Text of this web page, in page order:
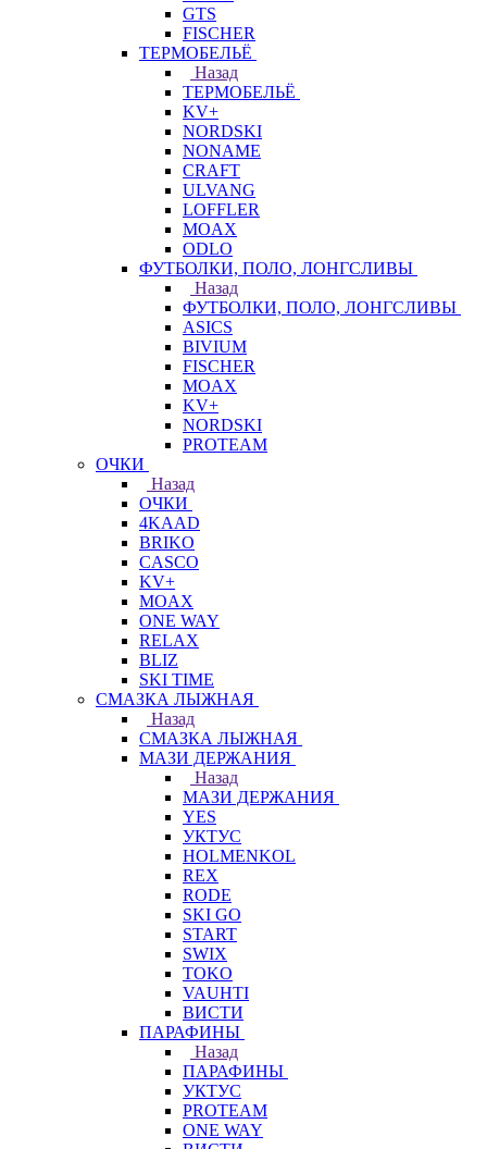
GTS
FISCHER
ТЕРМОБЕЛЬЁ
Назад
ТЕРМОБЕЛЬЁ
KV+
NORDSKI
NONAME
CRAFT
ULVANG
LOFFLER
MOAX
ODLO
ФУТБОЛКИ, ПОЛО, ЛОНГСЛИВЫ
Назад
ФУТБОЛКИ, ПОЛО, ЛОНГСЛИВЫ
ASICS
BIVIUM
FISCHER
MOAX
KV+
NORDSKI
PROTEAM
ОЧКИ
Назад
ОЧКИ
4KAAD
BRIKO
CASCO
KV+
MOAX
ONE WAY
RELAX
BLIZ
SKI TIME
СМАЗКА ЛЫЖНАЯ
Назад
СМАЗКА ЛЫЖНАЯ
МАЗИ ДЕРЖАНИЯ
Назад
МАЗИ ДЕРЖАНИЯ
YES
УКТУС
HOLMENKOL
REX
RODE
SKI GO
START
SWIX
TOKO
VAUHTI
ВИСТИ
ПАРАФИНЫ
Назад
ПАРАФИНЫ
УКТУС
PROTEAM
ONE WAY